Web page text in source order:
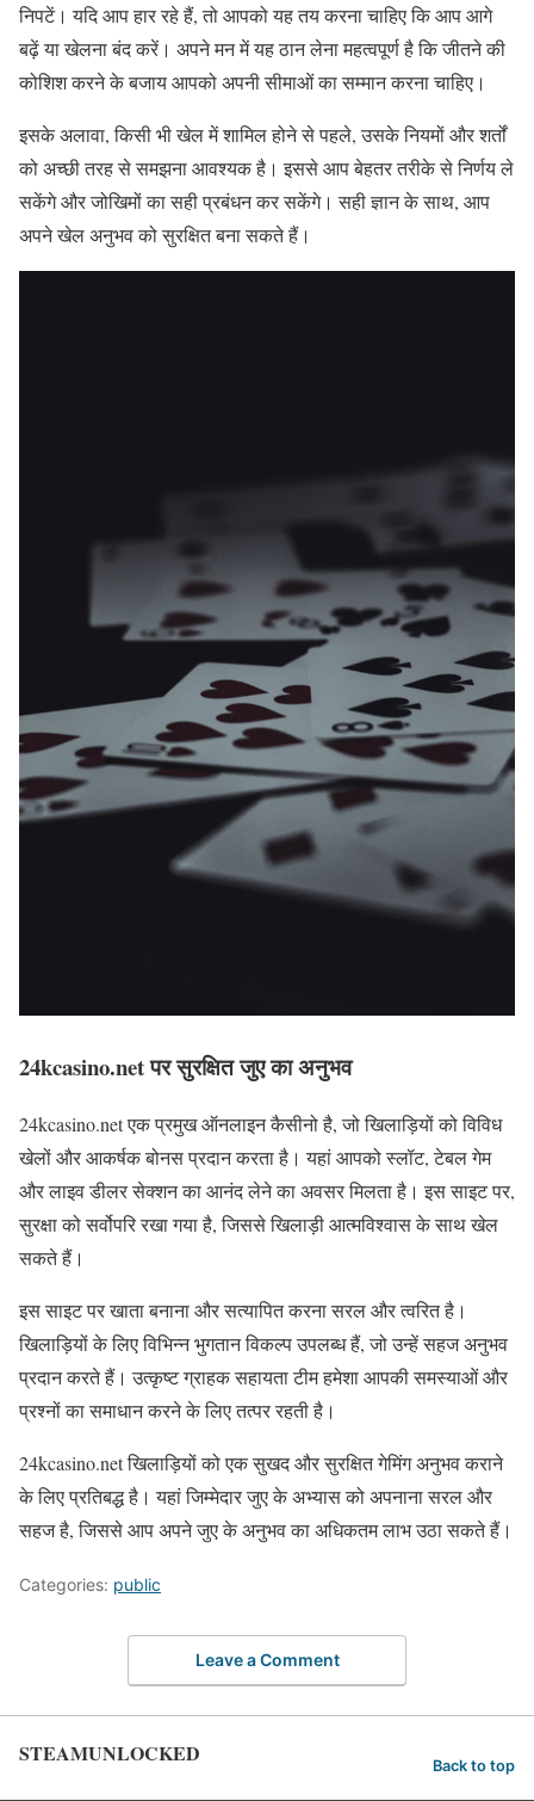
निपटें। यदि आप हार रहे हैं, तो आपको यह तय करना चाहिए कि आप आगे
बढ़ें या खेलना बंद करें। अपने मन में यह ठान लेना महत्वपूर्ण है कि जीतने की
कोशिश करने के बजाय आपको अपनी सीमाओं का सम्मान करना चाहिए।
इसके अलावा, किसी भी खेल में शामिल होने से पहले, उसके नियमों और शर्तों
को अच्छी तरह से समझना आवश्यक है। इससे आप बेहतर तरीके से निर्णय ले
सकेंगे और जोखिमों का सही प्रबंधन कर सकेंगे। सही ज्ञान के साथ, आप
अपने खेल अनुभव को सुरक्षित बना सकते हैं।
24kcasino.net पर सुरक्षित जुए का अनुभव
24kcasino.net एक प्रमुख ऑनलाइन कैसीनो है, जो खिलाड़ियों को विविध
खेलों और आकर्षक बोनस प्रदान करता है। यहां आपको स्लॉट, टेबल गेम
और लाइव डीलर सेक्शन का आनंद लेने का अवसर मिलता है। इस साइट पर,
सुरक्षा को सर्वोपरि रखा गया है, जिससे खिलाड़ी आत्मविश्वास के साथ खेल
सकते हैं।
इस साइट पर खाता बनाना और सत्यापित करना सरल और त्वरित है।
खिलाड़ियों के लिए विभिन्न भुगतान विकल्प उपलब्ध हैं, जो उन्हें सहज अनुभव
प्रदान करते हैं। उत्कृष्ट ग्राहक सहायता टीम हमेशा आपकी समस्याओं और
प्रश्नों का समाधान करने के लिए तत्पर रहती है।
24kcasino.net खिलाड़ियों को एक सुखद और सुरक्षित गेमिंग अनुभव कराने
के लिए प्रतिबद्ध है। यहां जिम्मेदार जुए के अभ्यास को अपनाना सरल और
सहज है, जिससे आप अपने जुए के अनुभव का अधिकतम लाभ उठा सकते हैं।
Categories: public
Leave a Comment
STEAMUNLOCKED Back to top